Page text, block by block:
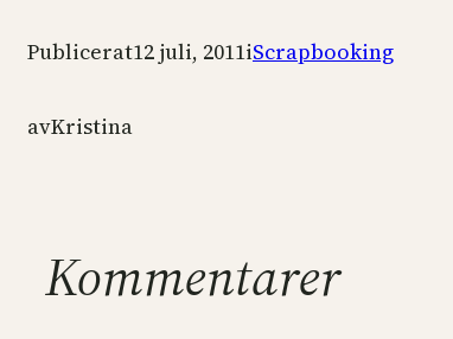
Publicerat12 juli, 2011iScrapbooking
avKristina
Kommentarer